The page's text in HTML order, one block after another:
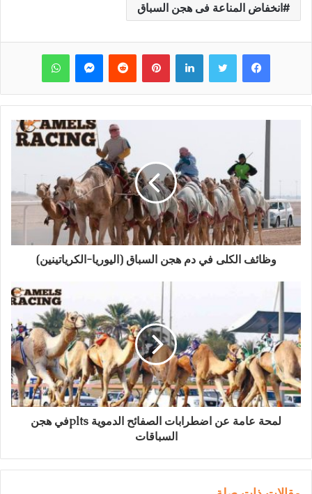
انخفاض المناعة فى هجن السباق
فيسبوك لينكدإن بينتيريست
وظائف الكلى في دم هجن السباق (اليوريا-الكرياتينين)
لمحة عامة عن اضطرابات الصفائح الدموية pltsفي هجن
السباقات